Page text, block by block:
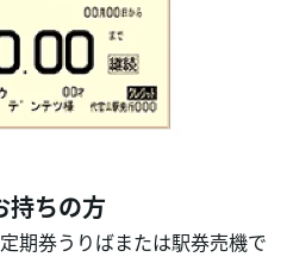
持ちの方
期券うりばまたは駅券売機で